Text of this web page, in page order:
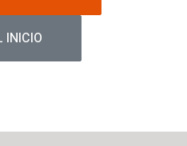
INICIO